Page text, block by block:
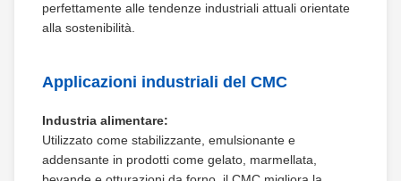
perfettamente alle tendenze industriali attuali orientate
alla sostenibilità.
Applicazioni industriali del CMC
Industria alimentare:
Utilizzato come stabilizzante, emulsionante e
addensante in prodotti come gelato, marmellata,